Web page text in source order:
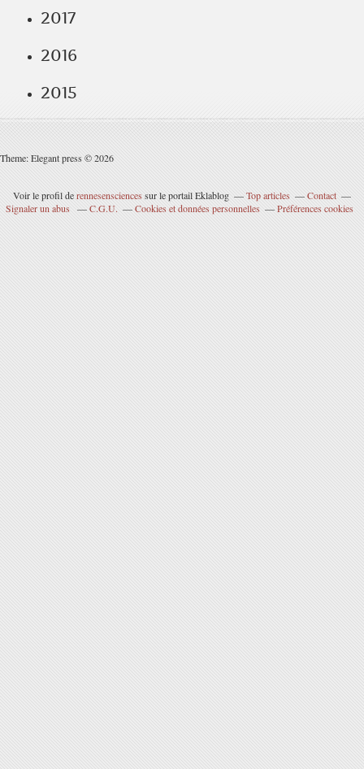
2017
2016
2015
Theme: Elegant press © 2026
Voir le profil derennesensciences sur le portail Eklablog Top articles
Contact
Signaler un abus
C.G.U. Cookies et données personnelles Préférences cookies